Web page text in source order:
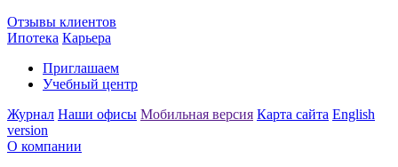
Отзывы клиентов
Ипотека Карьера
Приглашаем
Учебный центр
Журнал Наши офисы Мобильная версия Карта сайта English
version
О компании